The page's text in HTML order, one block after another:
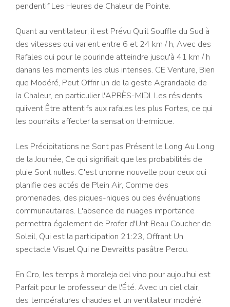
pendentif Les Heures de Chaleur de Pointe.
Quant au ventilateur, il est Prévu Qu'il Souffle du Sud à
des vitesses qui varient entre 6 et 24 km / h, Avec des
Rafales qui pour le pourinde atteindre jusqu'à 41 km / h
danans les moments les plus intenses. CE Venture, Bien
que Modéré, Peut Offrir un de la geste Agrandable de
la Chaleur, en particulier l'APRÈS-MIDI. Les résidents
quiivent Être attentifs aux rafales les plus Fortes, ce qui
les pourraits affecter la sensation thermique.
Les Précipitations ne Sont pas Présent le Long Au Long
de la Journée, Ce qui signifiait que les probabilités de
pluie Sont nulles. C'est unonne nouvelle pour ceux qui
planifie des actés de Plein Air, Comme des
promenades, des piques-niques ou des événuations
communautaires. L'absence de nuages importance
permettra également de Profer d'Unt Beau Coucher de
Soleil, Qui est la participation 21:23, Offrant Un
spectacle Visuel Qui ne Devraitts pasâtre Perdu.
En Cro, les temps à moraleja del vino pour aujou'hui est
Parfait pour le professeur de l'Été. Avec un ciel clair,
des températures chaudes et un ventilateur modéré,